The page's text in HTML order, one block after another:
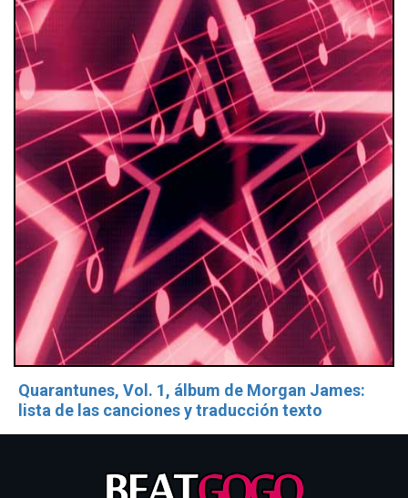
Quarantunes, Vol. 1, álbum de Morgan James:
lista de las canciones y traducción texto